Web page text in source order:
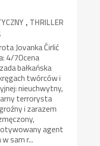
, THRILLER
Jovanka Ćirlić
4/7Ocena
bałkańska
twórców i
nieuchwytny,
terrorysta
i zarazem
agent
sam r...